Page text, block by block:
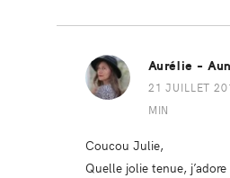
Aurélie -
21 JUILLET
MIN
Coucou Julie,
Quelle jolie tenue,